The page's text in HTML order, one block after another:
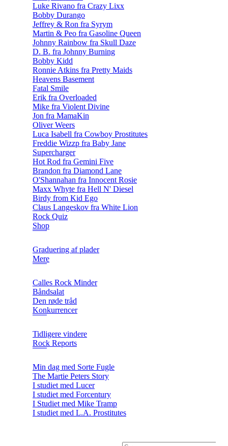
Luke Rivano fra Crazy Lixx
Bobby Durango
Jeffrey & Ron fra Syrym
Martin & Peo fra Gasoline Queen
Johnny Rainbow fra Skull Daze
D. B. fra Johnny Burning
Bobby Kidd
Ronnie Atkins fra Pretty Maids
Heavens Basement
Fatal Smile
Erik fra Overloaded
Mike fra Violent Divine
Jon fra MamaKin
Oliver Weers
Luca Isabell fra Cowboy Prostitutes
Freddie Wizzp fra Baby Jane
Supercharger
Hot Rod fra Gemini Five
Brandon fra Diamond Lane
O'Shannahan fra Innocent Rosie
Maxx Whyte fra Hell N' Diesel
Birdy from Kid Ego
Claus Langeskov fra White Lion
Rock Quiz
Shop
Graduering af plader
Mere
Calles Rock Minder
Båndsalat
Den røde tråd
Konkurrencer
Tidligere vindere
Rock Reports
Min dag med Sorte Fugle
The Martie Peters Story
I studiet med Lucer
I studiet med Forcentury
I Studiet med Mike Tramp
I studiet med L.A. Prostitutes